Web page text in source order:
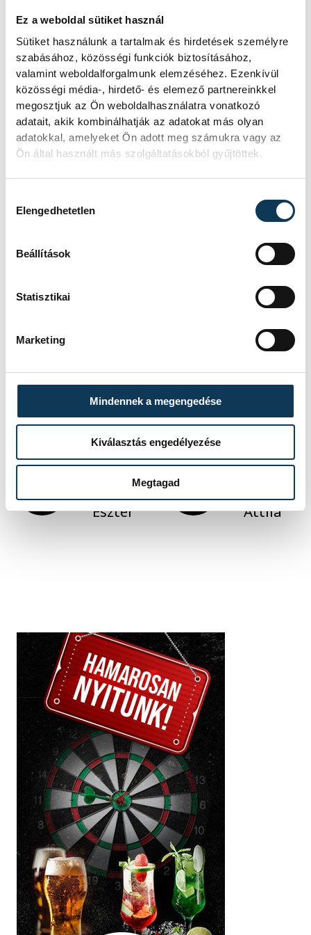
Ez a weboldal sütiket használ
Sütiket használunk a tartalmak és hirdetések személyre
szabásához, közösségi funkciók biztosításához,
valamint weboldalforgalmunk elemzéséhez. Ezenkívül
közösségi média-, hirdető- és elemező partnereinkkel
megosztjuk az Ön weboldalhasználatra vonatkozó
adatait, akik kombinálhatják az adatokat más olyan
adatokkal, amelyeket Ön adott meg számukra vagy az
Ön által használt más szolgáltatásokból gyűjtöttek.
Elengedhetetlen
Beállítások
Statisztikai
Marketing
Mindennek a megengedése
Kiválasztás engedélyezése
Megtagad
Vetró Bodoni Barnabás.
A kiállítás április kilencedikéig látogatható.
Művészetek Háza Veszprém
Eszter
Attila